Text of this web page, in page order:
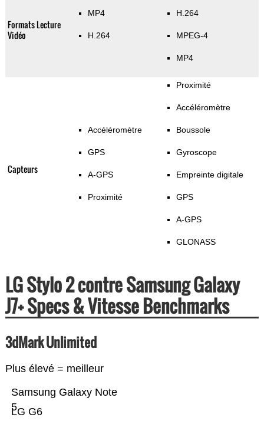
Formats Lecture
Vidéo
MP4
H.264
H.264
MPEG-4
MP4
Capteurs
Accéléromètre
GPS
A-GPS
Proximité
Proximité
Accéléromètre
Boussole
Gyroscope
Empreinte digitale
GPS
A-GPS
GLONASS
LG Stylo 2 contre Samsung Galaxy
J7+ Specs & Vitesse Benchmarks
3dMark Unlimited
Plus élevé = meilleur
LG G6
Samsung Galaxy Note
5